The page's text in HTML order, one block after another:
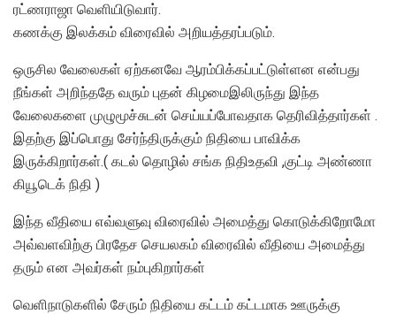
ரட்ணராஜா வெளியிடுவார்.
கணக்கு இலக்கம் விரைவில் அறியத்தரப்படும்.
ஒருசில வேலைகள் ஏற்கனவே ஆரம்பிக்கப்பட்டுள்ளன என்பது
நீங்கள் அறிந்ததே வரும் புதன் கிழமைஇலிருந்து இந்த
வேலைகளை முழுமூச்சுடன் செய்யப்போவதாக தெரிவித்தார்கள் .
இதற்கு இப்பொது சேர்ந்திருக்கும் நிதியை பாவிக்க
இருக்கிறார்கள்.( கடல் தொழில் சங்க நிதிஉதவி ,குட்டி அண்ணா
கியூடெக் நிதி )
இந்த வீதியை எவ்வளுவு விரைவில் அமைத்து கொடுக்கிறோமோ
அவ்வளவிற்கு பிரதேச செயலகம் விரைவில் வீதியை அமைத்து
தரும் என அவர்கள் நம்புகிறார்கள்
வெளிநாடுகளில் சேரும் நிதியை கட்டம் கட்டமாக ஊருக்கு